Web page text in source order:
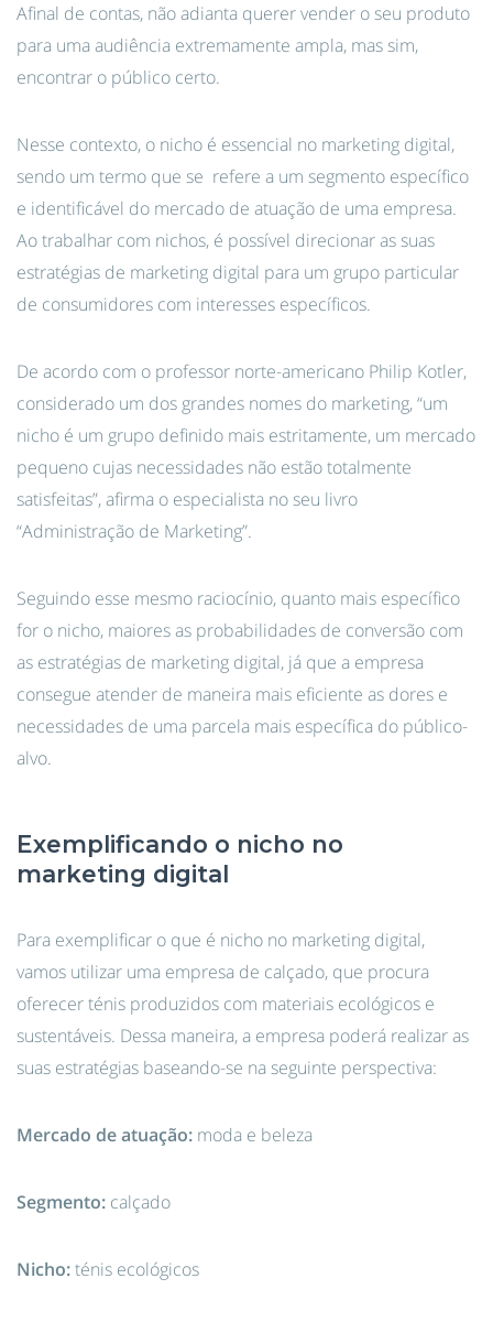
Afinal de contas, não adianta querer vender o seu produto
para uma audiência extremamente ampla, mas sim,
encontrar o público certo.
Nesse contexto, o nicho é essencial no marketing digital,
sendo um termo que se refere a um segmento específico
e identificável do mercado de atuação de uma empresa.
Ao trabalhar com nichos, é possível direcionar as suas
estratégias de marketing digital para um grupo particular
de consumidores com interesses específicos.
De acordo com o professor norte-americano Philip Kotler,
considerado um dos grandes nomes do marketing, “um
nicho é um grupo definido mais estritamente, um mercado
pequeno cujas necessidades não estão totalmente
satisfeitas”, afirma o especialista no seu livro
“Administração de Marketing”.
Seguindo esse mesmo raciocínio, quanto mais específico
for o nicho, maiores as probabilidades de conversão com
as estratégias de marketing digital, já que a empresa
consegue atender de maneira mais eficiente as dores e
necessidades de uma parcela mais específica do público-
alvo.
Exemplificando o nicho no
marketing digital
Para exemplificar o que é nicho no marketing digital,
vamos utilizar uma empresa de calçado, que procura
oferecer ténis produzidos com materiais ecológicos e
sustentáveis. Dessa maneira, a empresa poderá realizar as
suas estratégias baseando-se na seguinte perspectiva:
Mercado de atuação: moda e beleza
Segmento: calçado
Nicho:ténis ecológicos